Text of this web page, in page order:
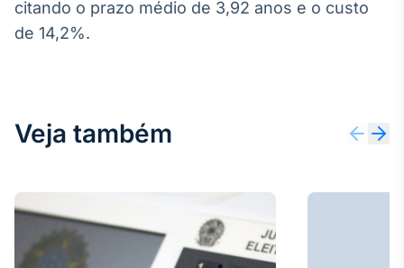
citando o prazo médio de 3,92 anos e o custo
de 14,2%.
Veja também